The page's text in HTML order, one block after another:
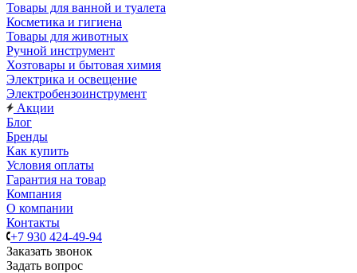
Товары для ванной и туалета
Косметика и гигиена
Товары для животных
Ручной инструмент
Хозтовары и бытовая химия
Электрика и освещение
Электробензоинструмент
Акции
Блог
Бренды
Как купить
Условия оплаты
Гарантия на товар
Компания
О компании
Контакты
+7 930 424-49-94
Заказать звонок
Задать вопрос